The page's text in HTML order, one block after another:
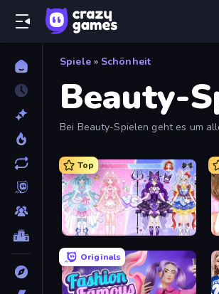
Spiele » Schönheit
Beauty-
Bei Beauty-Spielen geht es um
Top
Idol Livestream: Fashion Game
Originals